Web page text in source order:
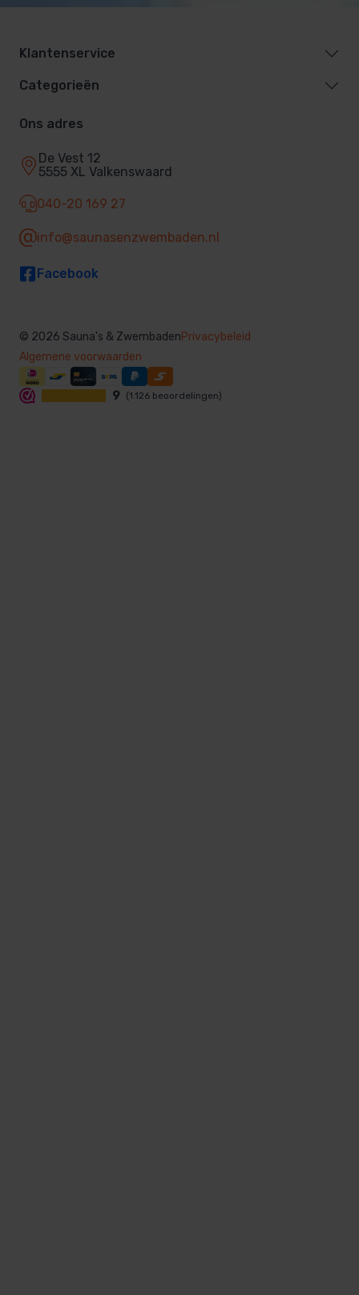
Klantenservice
Categorieën
Ons adres
De Vest 12
5555 XL Valkenswaard
040-20 169 27
info@saunasenzwembaden.nl
Facebook
© 2026 Sauna's & ZwembadenPrivacybeleid
Algemene voorwaarden
9 (1.126 beoordelingen)